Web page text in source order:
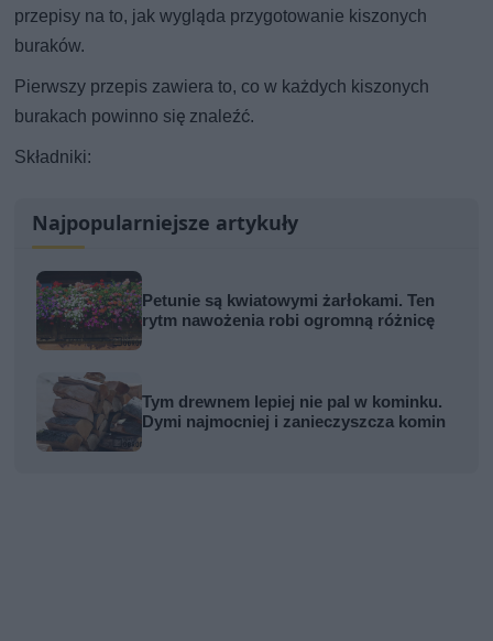
przepisy na to, jak wygląda przygotowanie kiszonych
buraków.
Pierwszy przepis zawiera to, co w każdych kiszonych
burakach powinno się znaleźć.
Składniki:
Najpopularniejsze artykuły
Petunie są kwiatowymi żarłokami. Ten
rytm nawożenia robi ogromną różnicę
Tym drewnem lepiej nie pal w kominku.
Dymi najmocniej i zanieczyszcza komin